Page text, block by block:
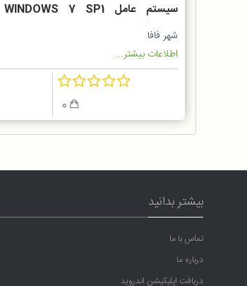
سیستم عامل WINDOWS 7 SP1
نسخه 32 و 64 بیتی
شهر فافا
اطلاعات بیشتر...
بیشتر بدانید
تماس با ما
درباره ما
دریافت اپلیکیشن اندروید